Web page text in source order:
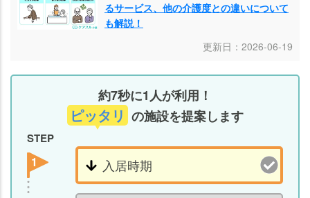
るサービス、他の介護度との違いについて
も解説！
更新日：2026-06-19
約7秒に1人が利用！
ピッタリ の施設を提案します
STEP
1